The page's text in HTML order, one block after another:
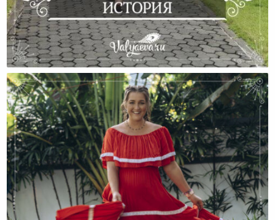
Невыдуманная История